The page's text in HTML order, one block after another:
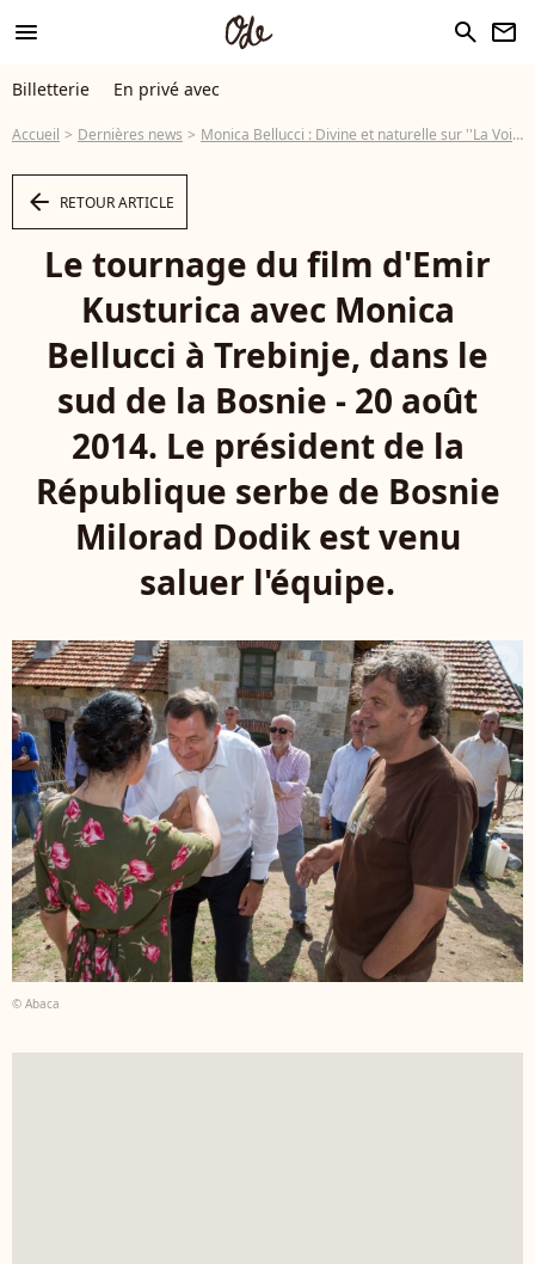
menu search newsletter
Billetterie En privé avec
Accueil Dernières news Monica Bellucci : Divine et naturelle sur ''La Voie lactée''
arrow_left RETOUR ARTICLE
Le tournage du film d'Emir
Kusturica avec Monica
Bellucci à Trebinje, dans le
sud de la Bosnie - 20 août
2014. Le président de la
République serbe de Bosnie
Milorad Dodik est venu
saluer l'équipe.
© Abaca